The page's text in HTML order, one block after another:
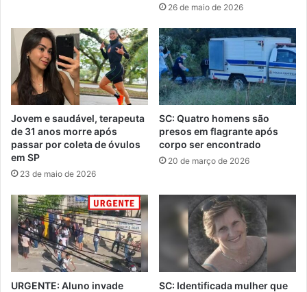
26 de maio de 2026
Jovem e saudável, terapeuta
de 31 anos morre após
passar por coleta de óvulos
em SP
23 de maio de 2026
SC: Quatro homens são
presos em flagrante após
corpo ser encontrado
20 de março de 2026
URGENTE: Aluno invade SC: Identificada mulher que